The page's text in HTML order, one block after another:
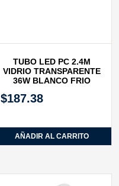
TUBO LED PC 2.4M
VIDRIO TRANSPARENTE
36W BLANCO FRIO
$187.38
AÑADIR AL CARRITO